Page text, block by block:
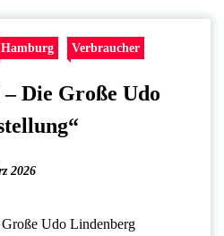
Hamburg Verbraucher
Die Große Udo
2026